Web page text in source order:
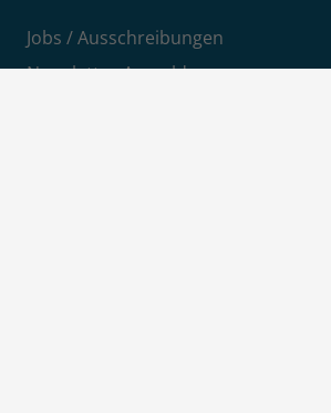
Jobs / Ausschreibungen
Newsletter-Anmeldung